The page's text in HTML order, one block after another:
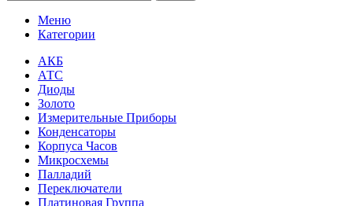
Меню
Категории
АКБ
АТС
Диоды
Золото
Измерительные Приборы
Конденсаторы
Корпуса Часов
Микросхемы
Палладий
Переключатели
Платиновая Группа